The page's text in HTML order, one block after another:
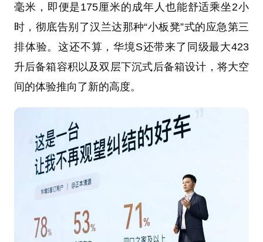
毫米，即便是175厘米的成年人也能舒适乘坐2小
时，彻底告别了汉兰达那种“小板凳”式的应急第三
排体验。这还不算，华境S还带来了同级最大423
升后备箱容积以及双层下沉式后备箱设计，将大空
间的体验推向了新的高度。